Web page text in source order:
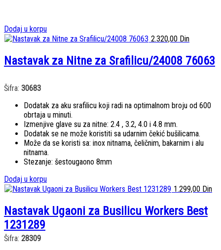
Dodaj u korpu
2.320,00 Din
Nastavak za Nitne za Srafilicu/24008 76063
Šifra: 30683
Dodatak za aku srafilicu koji radi na optimalnom broju od 600
obrtaja u minuti.
Izmenjive glave su za nitne: 2.4 , 3.2, 4.0 i 4.8 mm.
Dodatak se ne može koristiti sa udarnim čekić bušilicama.
Može da se koristi sa: inox nitnama, čeličnim, bakarnim i alu
nitnama.
Stezanje: šestougaono 8mm
Dodaj u korpu
1.299,00 Din
Nastavak Ugaoni za Busilicu Workers Best
1231289
Šifra: 28309